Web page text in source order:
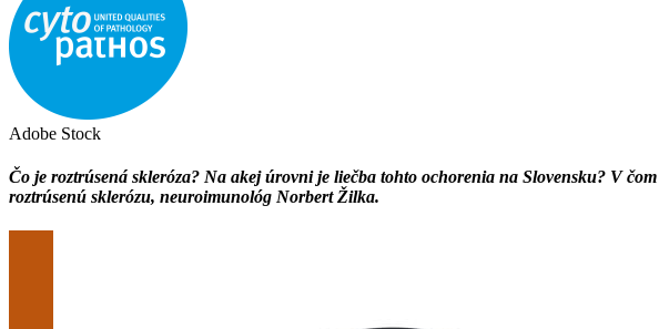
Adobe Stock
Čo je roztrúsená skleróza? Na akej úrovni je liečba tohto ochorenia na Slovensku? V
roztrúsenú sklerózu, neuroimunológ Norbert Žilka.